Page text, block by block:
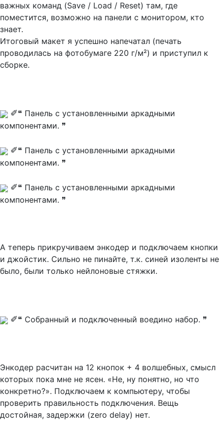
важных команд (Save / Load / Reset) там, где
поместится, возможно на панели с монитором, кто
знает.
Итоговый макет я успешно напечатал (печать
проводилась на фотобумаге 220 г/м²) и приступил к
сборке.
✐❝ Панель с установленными аркадными
компонентами. ❞
✐❝ Панель с установленными аркадными
компонентами. ❞
✐❝ Панель с установленными аркадными
компонентами. ❞
А теперь прикручиваем энкодер и подключаем кнопки
и джойстик. Сильно не пинайте, т.к. синей изоленты не
было, были только нейлоновые стяжки.
✐❝ Собранный и подключенный воедино набор. ❞
Энкодер расчитан на 12 кнопок + 4 волшебных, смысл
которых пока мне не ясен. «Не, ну понятно, но что
конкретно?». Подключаем к компьютеру, чтобы
проверить правильность подключения. Вещь
достойная, задержки (zero delay) нет.